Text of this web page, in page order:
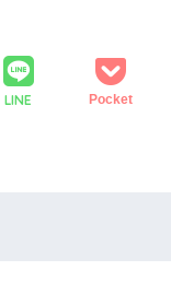
LINE Pocket